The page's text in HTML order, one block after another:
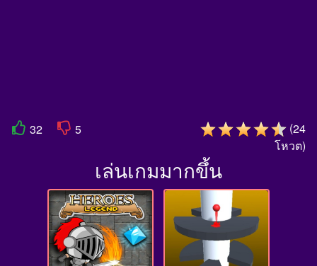
32 5 (24
โหวต)
เล่นเกมมากขึ้น